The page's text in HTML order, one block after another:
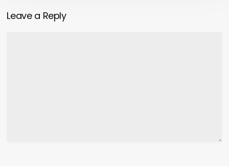
Leave a Reply